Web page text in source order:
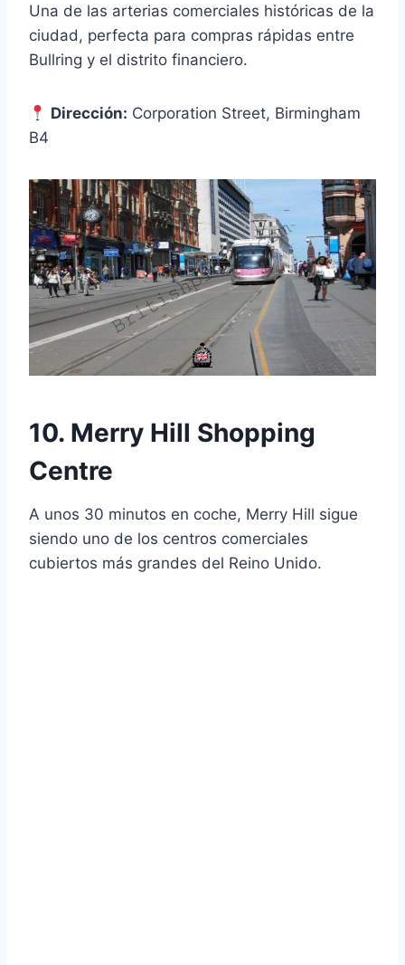
Una de las arterias comerciales históricas de la
ciudad, perfecta para compras rápidas entre
Bullring y el distrito financiero.
Dirección: Corporation Street, Birmingham
B4
10. Merry Hill Shopping
Centre
A unos 30 minutos en coche, Merry Hill sigue
siendo uno de los centros comerciales
cubiertos más grandes del Reino Unido.